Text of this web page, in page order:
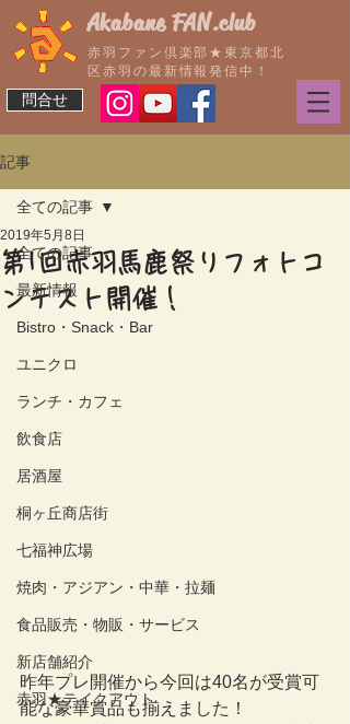
問合せ
Akabane FAN.club
赤羽ファン倶楽部★東京都北
区赤羽の最新情報発信中！
記事
全ての記事
最新情報
Bistro・Snack・Bar
ユニクロ
ランチ・カフェ
飲食店
居酒屋
桐ヶ丘商店街
七福神広場
焼肉・アジアン・中華・拉麺
食品販売・物販・サービス
新店舗紹介
赤羽★テイクアウト
全ての記事
第1回赤羽馬鹿祭りフォトコ
ンテスト開催！
2019年5月8日
昨年プレ開催から今回は40名が受賞可
能な豪華賞品も揃えました！